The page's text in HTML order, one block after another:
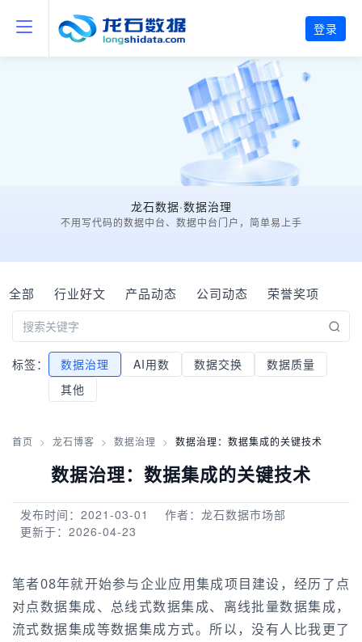
龙石数据·数据治理
不用写代码的数据中台、数据中台门户，简单易上手
全部 行业好文 产品动态 公司动态 荣誉奖项
标签： 数据治理 AI用数 数据交换
数据质量
其他
首页 > 龙石博客 > 数据治理 > 数据治理：数据集成的关键技术
数据治理：数据集成的关键技术
发布时间：2021-03-01
作者：龙石数据市场部
更新于：2026-04-23
笔者08年就开始参与企业应用集成项目建设，经历了点
对点数据集成、总线式数据集成、离线批量数据集成，
流式数据集成等数据集成方式。所以，没有人比我更了
登录